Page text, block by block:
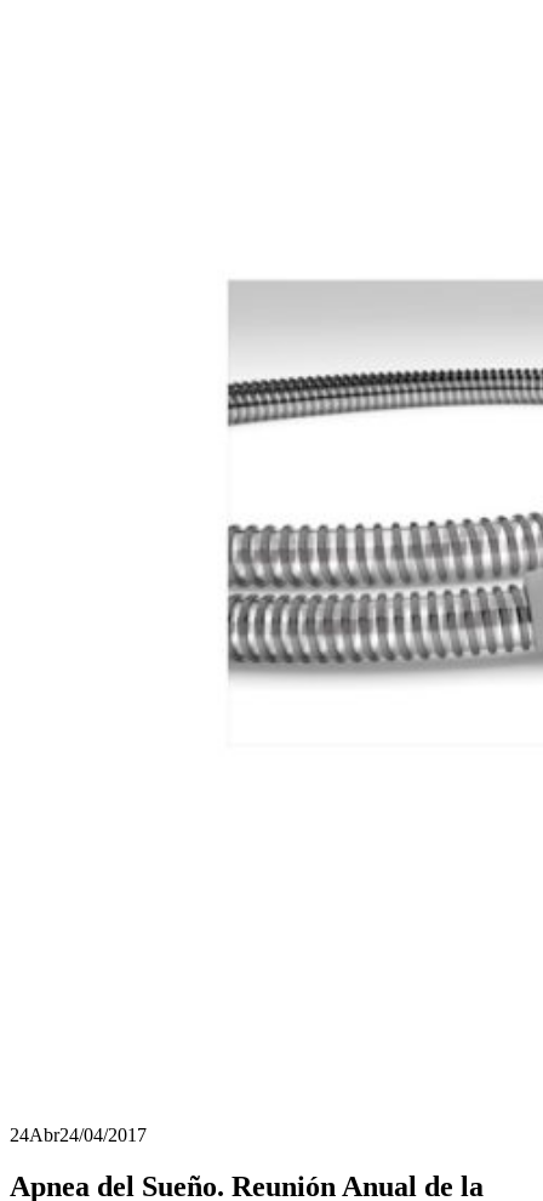
24Abr24/04/2017
Apnea del Sueño. Reunión Anual de la